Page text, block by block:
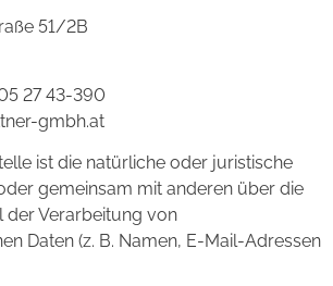
51/2B
27 43-390
gmbh.at
ist die natürliche oder juristische
gemeinsam mit anderen über die
der Verarbeitung von
Daten (z. B. Namen, E-Mail-Adressen